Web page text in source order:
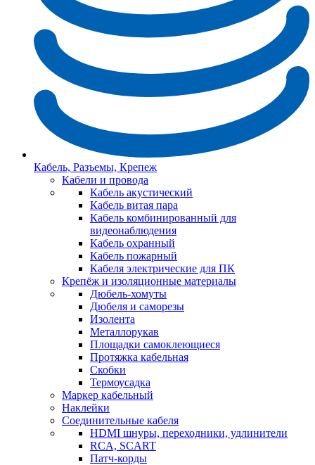
Кабель, Разъемы, Крепеж
Кабели и провода
Кабель акустический
Кабель витая пара
Кабель комбинированный для
видеонаблюдения
Кабель охранный
Кабель пожарный
Кабеля электрические для ПК
Крепёж и изоляционные материалы
Дюбель-хомуты
Дюбеля и саморезы
Изолента
Металлорукав
Площадки самоклеющиеся
Протяжка кабельная
Скобки
Термоусадка
Маркер кабельный
Наклейки
Соединительные кабеля
HDMI шнуры, переходники, удлинители
RCA, SCART
Патч-корды